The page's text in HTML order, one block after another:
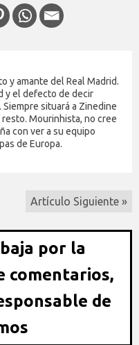
y amante del Real Madrid.
y el defecto de decir
situará a Zinedine
Mourinhista, no cree
con ver a su equipo
de Europa.
Artículo Siguiente »
por la
comentarios,
de